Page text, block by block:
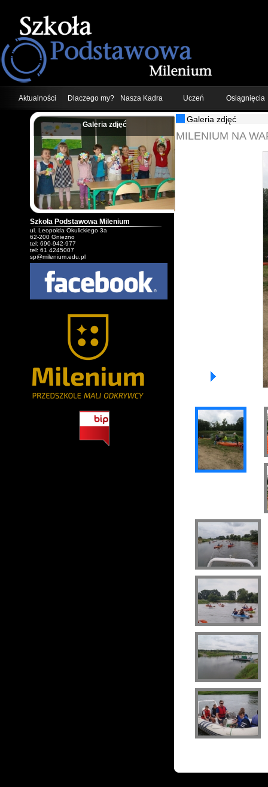
Aktualności Dlaczego my? Nasza Kadra Uczeń Osiągnięcia
Galeria zdjęć
Szkoła Podstawowa Milenium
ul. Leopolda Okulickiego 3a
62-200 Gniezno
tel: 690-942-977
tel: 61 4245007
sp@milenium.edu.pl
Galeria zdjęć
MILENIUM NA